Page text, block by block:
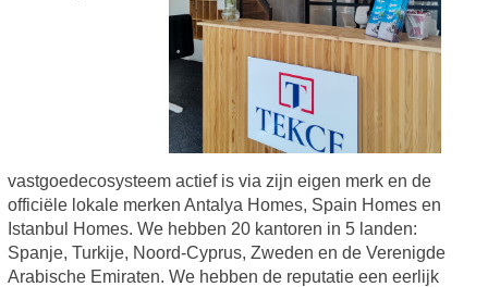
vastgoedecosysteem actief is via zijn eigen merk en de
officiële lokale merken Antalya Homes, Spain Homes en
Istanbul Homes. We hebben 20 kantoren in 5 landen:
Spanje, Turkije, Noord-Cyprus, Zweden en de Verenigde
Arabische Emiraten. We hebben de reputatie een eerlijk